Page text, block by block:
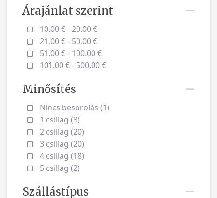
Árajánlat szerint
10.00 € - 20.00 €
21.00 € - 50.00 €
51.00 € - 100.00 €
101.00 € - 500.00 €
Minősítés
Nincs besorolás (1)
1 csillag (3)
2 csillag (20)
3 csillag (20)
4 csillag (18)
5 csillag (2)
Szállástípus